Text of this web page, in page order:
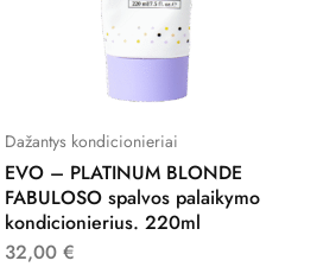
Dažantys kondicionieriai
EVO – PLATINUM BLONDE
FABULOSO spalvos palaikymo
kondicionierius. 220ml
32,00 €